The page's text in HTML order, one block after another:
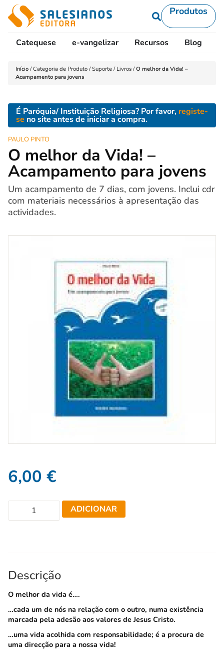
Produtos
Catequese e-vangelizar Recursos Blog
Início /Categoria de Produto /Suporte / Livros /O melhor da Vida! –
Acampamento para jovens
É Paróquia/ Instituição Religiosa? Por favor, registe-
se no site antes de iniciar a compra.
PAULO PINTO
O melhor da Vida! –
Acampamento para jovens
Um acampamento de 7 dias, com jovens. Inclui cdr
com materiais necessários à apresentação das
actividades.
6,00 €
ADICIONAR
Descrição
O melhor da vida é….
…cada um de nós na relação com o outro, numa existência
marcada pela adesão aos valores de Jesus Cristo.
…uma vida acolhida com responsabilidade; é a procura de
uma direcção para a nossa vida!